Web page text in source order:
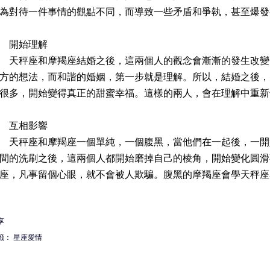
對待一件事情的觀點不同，而導致一些矛盾和爭執，甚至爆
始理解
秤座和摩羯座結婚之後，這兩個人的觀念會漸漸的發生改
的想法，而和諧的婚姻，第一步就是理解。所以，結婚之後
多，開始變得真正的甜蜜幸福。這樣的兩人，會在理解中重
相影響
秤座和摩羯座一個單純，一個腹黑，當他們在一起後，一
的洗刷之後，這兩個人都開始磨掉自己的棱角，開始變化圓
，凡事留個心眼，就不會被人欺騙。腹黑的摩羯座會學天秤
： 星座愛情